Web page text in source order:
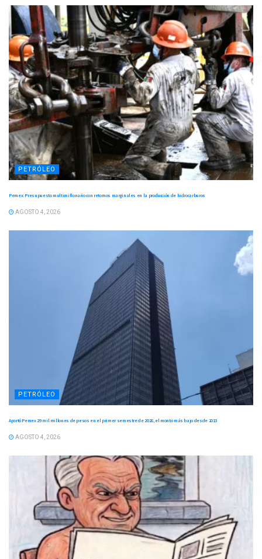
PETRÓLEO
Pemex: Presupuesto multimillonario con retornos marginales en la producción de hidrocarburos
AGOSTO 4, 2026
PETRÓLEO
Aportó Pemex 29 mil millones de pesos en el primer semestre de 2026, el monto más bajo desde 2013
AGOSTO 4, 2026